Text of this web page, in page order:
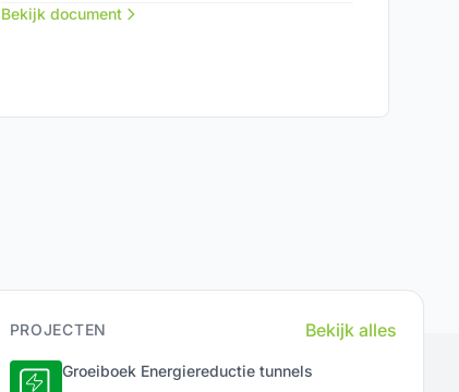
de kansen voor verduurzaming. Hiervoor heeft
Bekijk document
PROJECTEN Bekijk alles
Groeiboek Energiereductie tunnels